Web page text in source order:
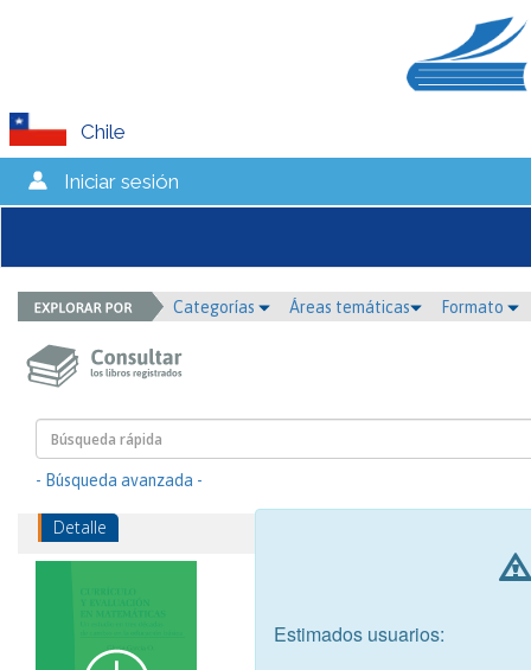
Chile
Iniciar sesión
Categorías Áreas temáticas Formato
- Búsqueda avanzada -
Detalle
Estimados usuarios: